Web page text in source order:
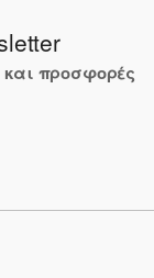
και προσφορές